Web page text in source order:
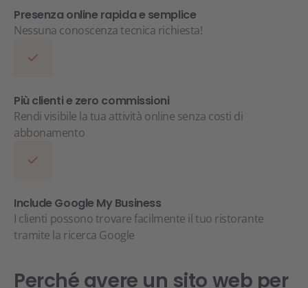
Presenza online rapida e semplice
Nessuna conoscenza tecnica richiesta!
Più clienti e zero commissioni
Rendi visibile la tua attività online senza costi di
abbonamento
Include Google My Business
I clienti possono trovare facilmente il tuo ristorante
tramite la ricerca Google
Perché avere un sito web per